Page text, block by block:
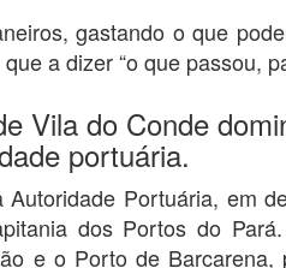
gastando o que
a dizer “o que passou,
Vila do Conde
portuária.
Portuária, em
dos Portos do
e o Porto de Barcarena,